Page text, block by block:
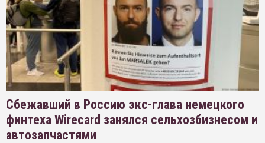
Сбежавший в Россию экс-глава немецкого
финтеха Wirecard занялся сельхозбизнесом и
автозапчастями